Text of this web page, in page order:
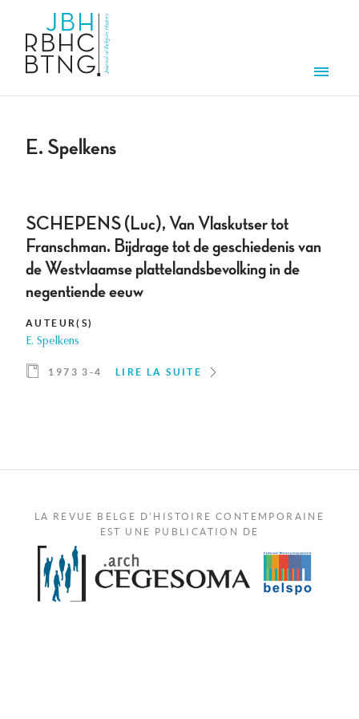
E. Spelkens
SCHEPENS (Luc), Van Vlaskutser tot
Franschman. Bijdrage tot de geschiedenis van
de Westvlaamse plattelandsbevolking in de
negentiende eeuw
AUTEUR(S)
E. Spelkens
1973 3-4 LIRE LA SUITE
LA REVUE BELGE D'HISTOIRE CONTEMPORAINE
EST UNE PUBLICATION DE